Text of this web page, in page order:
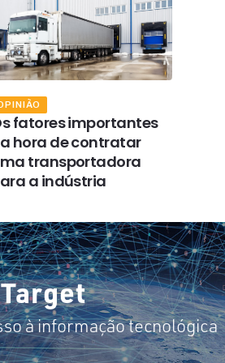
fatores importantes
hora de contratar
transportadora
a indústria
Target
à informação tecnológica